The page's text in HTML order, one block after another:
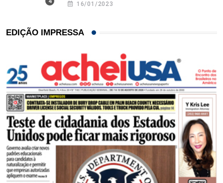
16/01/2023
EDIÇÃO IMPRESSA